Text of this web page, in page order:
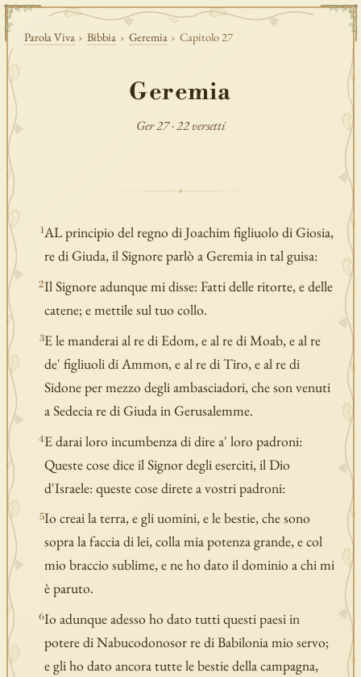
Parola Viva › Bibbia › Geremia › Capitolo 27
Geremia
Ger 27 · 22 versetti
1AL principio del regno di Joachim figliuolo di Giosia,
re di Giuda, il Signore parlò a Geremia in tal guisa:
2Il Signore adunque mi disse: Fatti delle ritorte, e delle
catene; e mettile sul tuo collo.
3E le manderai al re di Edom, e al re di Moab, e al re
de' figliuoli di Ammon, e al re di Tiro, e al re di
Sidone per mezzo degli ambasciadori, che son venuti
a Sedecia re di Giuda in Gerusalemme.
4E darai loro incumbenza di dire a' loro padroni:
Queste cose dice il Signor degli eserciti, il Dio
d'Israele: queste cose direte a vostri padroni:
5Io creai la terra, e gli uomini, e le bestie, che sono
sopra la faccia di lei, colla mia potenza grande, e col
mio braccio sublime, e ne ho dato il dominio a chi mi
è paruto.
6Io adunque adesso ho dato tutti questi paesi in
potere di Nabucodonosor re di Babilonia mio servo;
e gli ho dato ancora tutte le bestie della campagna,